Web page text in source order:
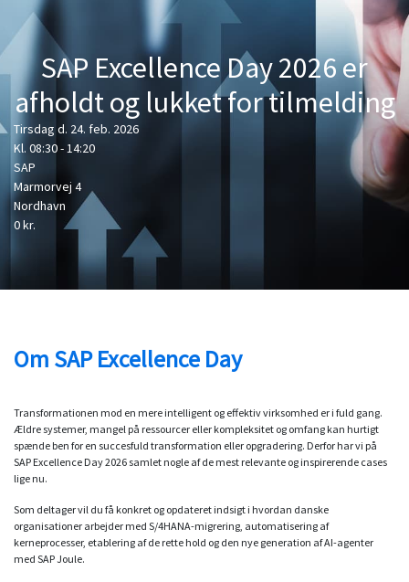
SAP Excellence Day 2026 er
afholdt og lukket for tilmelding
Tirsdag d. 24. feb. 2026
Kl. 08:30 - 14:20
SAP
Marmorvej 4
Nordhavn
0 kr.
Om SAP Excellence Day
Transformationen mod en mere intelligent og effektiv virksomhed er i fuld gang.
Ældre systemer, mangel på ressourcer eller kompleksitet og omfang kan hurtigt
spænde ben for en succesfuld transformation eller opgradering. Derfor har vi på
SAP Excellence Day 2026 samlet nogle af de mest relevante og inspirerende cases
lige nu.
Som deltager vil du få konkret og opdateret indsigt i hvordan danske
organisationer arbejder med S/4HANA-migrering, automatisering af
kerneprocesser, etablering af de rette hold og den nye generation af AI-agenter
med SAP Joule.